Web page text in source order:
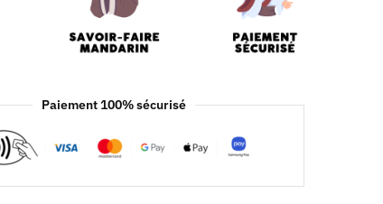
Paiement 100% sécurisé